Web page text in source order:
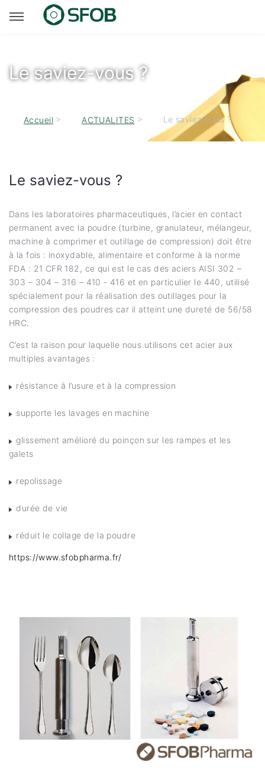
Le saviez-vous ?
Accueil > ACTUALITES > Le saviez-vous ?
Le saviez-vous ?
Dans les laboratoires pharmaceutiques, l’acier en contact
permanent avec la poudre (turbine, granulateur, mélangeur,
machine à comprimer et outillage de compression) doit être
à la fois : inoxydable, alimentaire et conforme à la norme
FDA : 21 CFR 182, ce qui est le cas des aciers AISI 302 –
303 – 304 – 316 – 410 - 416 et en particulier le 440, utilisé
spécialement pour la réalisation des outillages pour la
compression des poudres car il atteint une dureté de 56/58
HRC.
C’est la raison pour laquelle nous utilisons cet acier aux
multiples avantages :
résistance à l’usure et à la compression
supporte les lavages en machine
glissement amélioré du poinçon sur les rampes et les
galets
repolissage
durée de vie
réduit le collage de la poudre
https://www.sfobpharma.fr/